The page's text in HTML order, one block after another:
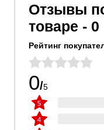
Отзывы
товаре - 0
Рейтинг
0/5